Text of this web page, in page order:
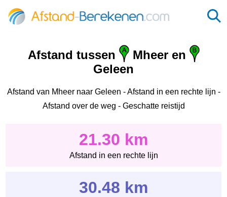
Afstand tussen
Mheer en
Geleen
Afstand van Mheer naar Geleen - Afstand in een rechte lijn -
Afstand over de weg - Geschatte reistijd
21.30 km
Afstand in een rechte lijn
30.48 km